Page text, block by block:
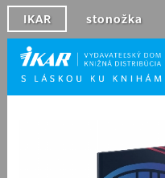
IKAR stonožka